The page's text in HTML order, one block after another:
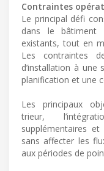
Contraintes
Le principal défi
dans le bâtiment
existants, tout en
Les contraintes
d’installation à une
planification et une
Les principaux
trieur,
supplémentaires
sans affecter les
aux périodes de